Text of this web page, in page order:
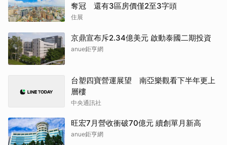
奪冠 還有3區房價僅2至3字頭
住展
京鼎宣布斥2.34億美元 啟動泰國二期投資
anue鉅亨網
台塑四寶營運展望 南亞樂觀看下半年更上
層樓
中央通訊社
旺宏7月營收衝破70億元 續創單月新高
anue鉅亨網